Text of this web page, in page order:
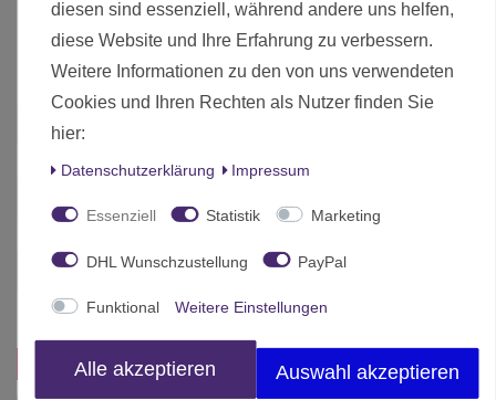
Dungeons & Dragons Die Wildnis jenseits des Hexenlichts
5th Edition (Deutsch)
Zustand
Art.-ID 19133
Herstellungsland Deutschland
Inhalt 1 Stück
Das passt zu diesem Produkt:
diesen sind essenziell, während andere uns helfen,
diese Website und Ihre Erfahrung zu verbessern.
Weitere Informationen zu den von uns verwendeten
Cookies und Ihren Rechten als Nutzer finden Sie
hier:
Daten­schutz­erklärung Impressum
Essenziell Statistik Marketing
DHL Wunschzustellung PayPal
Funktional Weitere Einstellungen
Alle akzeptieren Auswahl akzeptieren